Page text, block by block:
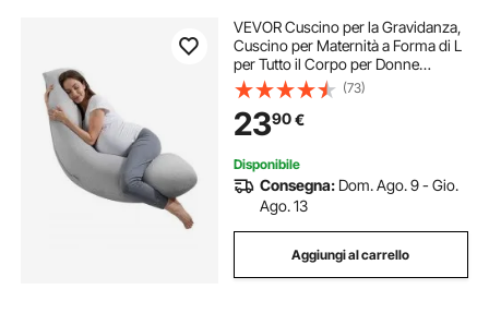
VEVOR Cuscino per la Gravidanza,
Cuscino per Maternità a Forma di L
per Tutto il Corpo per Donne
Incinte, Supporto per la Gravidanza
Morbido Traspirante con Fodera
Rimovibile e Lavabile
(73)
2390€
Disponibile
Consegna: Dom. Ago. 9 - Gio.
Ago. 13
Aggiungi al carrello